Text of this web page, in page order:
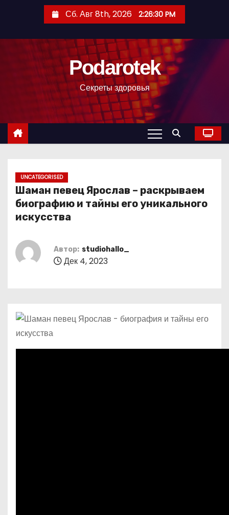
с
Сб. Авг 8th, 2026 2:26:31 PM
Podarotek
Секреты здоровья
UNCATEGORISED
Шаман певец Ярослав – раскрываем
биографию и тайны его уникального
искусства
Автор: studiohallo_
Дек 4, 2023